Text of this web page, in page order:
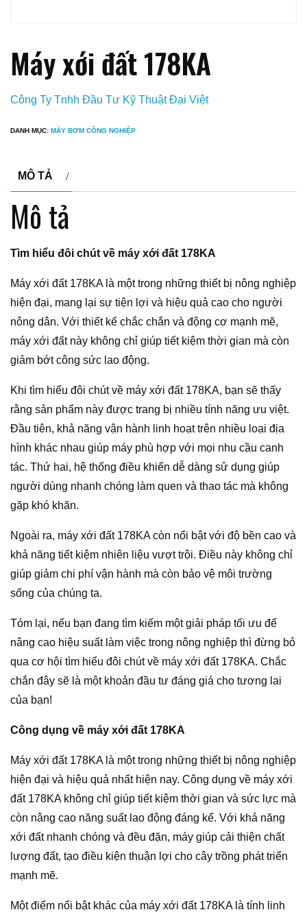
Máy xới đất 178KA
Công Ty Tnhh Đầu Tư Kỹ Thuật Đại Việt
DANH MỤC: MÁY BƠM CÔNG NGHIỆP
MÔ TẢ
Mô tả
Tìm hiểu đôi chút về máy xới đất 178KA
Máy xới đất 178KA là một trong những thiết bị nông nghiệp
hiện đại, mang lại sự tiện lợi và hiệu quả cao cho người
nông dân. Với thiết kế chắc chắn và động cơ mạnh mẽ,
máy xới đất này không chỉ giúp tiết kiệm thời gian mà còn
giảm bớt công sức lao động.
Khi tìm hiểu đôi chút về máy xới đất 178KA, bạn sẽ thấy
rằng sản phẩm này được trang bị nhiều tính năng ưu việt.
Đầu tiên, khả năng vận hành linh hoạt trên nhiều loại địa
hình khác nhau giúp máy phù hợp với mọi nhu cầu canh
tác. Thứ hai, hệ thống điều khiển dễ dàng sử dụng giúp
người dùng nhanh chóng làm quen và thao tác mà không
gặp khó khăn.
Ngoài ra, máy xới đất 178KA còn nổi bật với độ bền cao và
khả năng tiết kiệm nhiên liệu vượt trội. Điều này không chỉ
giúp giảm chi phí vận hành mà còn bảo vệ môi trường
sống của chúng ta.
Tóm lại, nếu bạn đang tìm kiếm một giải pháp tối ưu để
nâng cao hiệu suất làm việc trong nông nghiệp thì đừng bỏ
qua cơ hội tìm hiểu đôi chút về máy xới đất 178KA. Chắc
chắn đây sẽ là một khoản đầu tư đáng giá cho tương lai
của bạn!
Công dụng về máy xới đất 178KA
Máy xới đất 178KA là một trong những thiết bị nông nghiệp
hiện đại và hiệu quả nhất hiện nay. Công dụng về máy xới
đất 178KA không chỉ giúp tiết kiệm thời gian và sức lực mà
còn nâng cao năng suất lao động đáng kể. Với khả năng
xới đất nhanh chóng và đều đặn, máy giúp cải thiện chất
lượng đất, tạo điều kiện thuận lợi cho cây trồng phát triển
mạnh mẽ.
Một điểm nổi bật khác của máy xới đất 178KA là tính linh